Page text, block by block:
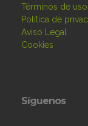
Términos de uso
Política de
Aviso Legal
Cookies
Síguenos